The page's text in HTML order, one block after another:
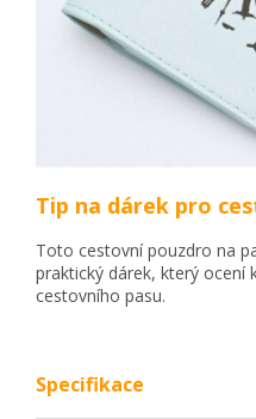
Tip na dárek pro
Toto cestovní pouzdro na
praktický dárek, který ocení
cestovního pasu.
Specifikace